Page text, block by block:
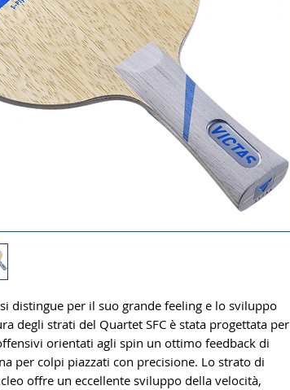
si distingue per il suo grande feeling e lo sviluppo
degli strati del Quartet SFC è stata progettata per
orientati agli spin un ottimo feedback di
per colpi piazzati con precisione. Lo strato di
offre un eccellente sviluppo della velocità,